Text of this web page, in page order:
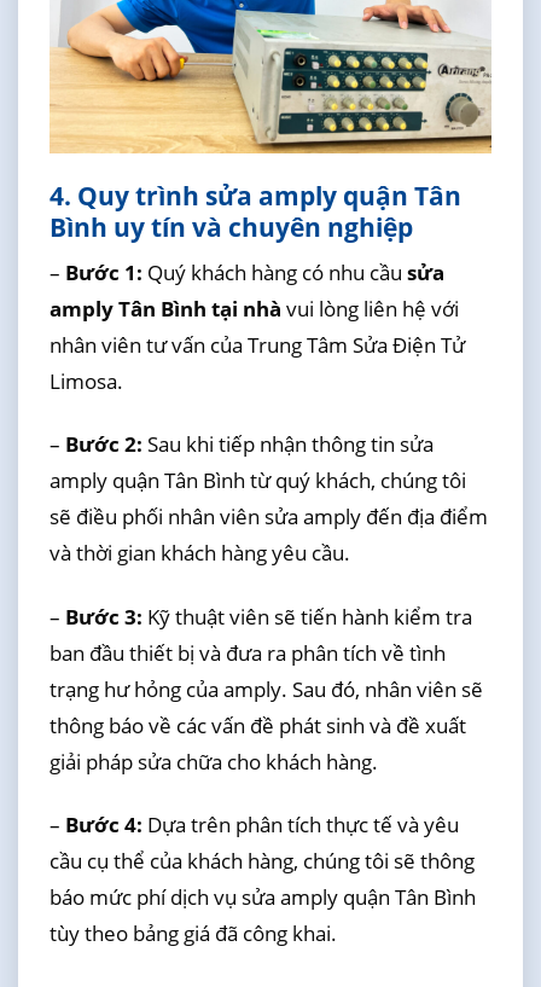
4. Quy trình sửa amply quận Tân
Bình uy tín và chuyên nghiệp
– Bước 1: Quý khách hàng có nhu cầu sửa
amply Tân Bình tại nhà vui lòng liên hệ với
nhân viên tư vấn của Trung Tâm Sửa Điện Tử
Limosa.
– Bước 2: Sau khi tiếp nhận thông tin sửa
amply quận Tân Bình từ quý khách, chúng tôi
sẽ điều phối nhân viên sửa amply đến địa điểm
và thời gian khách hàng yêu cầu.
– Bước 3: Kỹ thuật viên sẽ tiến hành kiểm tra
ban đầu thiết bị và đưa ra phân tích về tình
trạng hư hỏng của amply. Sau đó, nhân viên sẽ
thông báo về các vấn đề phát sinh và đề xuất
giải pháp sửa chữa cho khách hàng.
– Bước 4: Dựa trên phân tích thực tế và yêu
cầu cụ thể của khách hàng, chúng tôi sẽ thông
báo mức phí dịch vụ sửa amply quận Tân Bình
tùy theo bảng giá đã công khai.